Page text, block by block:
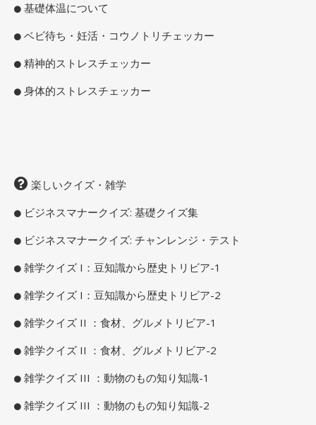
基礎体温について
ベビ待ち・妊活・コウノトリチェッカー
精神的ストレスチェッカー
身体的ストレスチェッカー
楽しいクイズ・雑学
ビジネスマナークイズ: 基礎クイズ集
ビジネスマナークイズ: チャンレンジ・テスト
雑学クイズ I：豆知識から歴史トリビア-1
雑学クイズ I：豆知識から歴史トリビア-2
雑学クイズ II ：食材、グルメトリビア-1
雑学クイズ II ：食材、グルメトリビア-2
雑学クイズ III ：動物のもの知り知識-1
雑学クイズ III ：動物のもの知り知識-2